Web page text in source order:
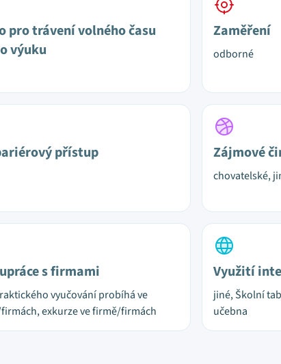
pro trávení volného času
výuku
Zaměření
odborné
přístup Zájmové
chovatelské,
s firmami
vyučování probíhá ve
exkurze ve firmě/firmách
Využití
jiné, Školní
učebna